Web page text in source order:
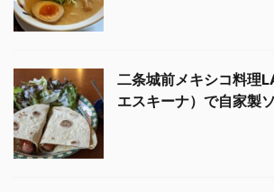
二条城前メキシコ料理
エスキーナ）で自家製